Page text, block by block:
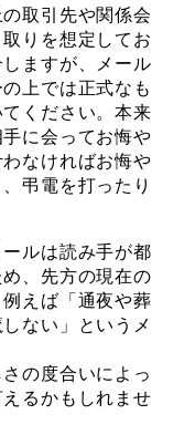
取引先や関係会
りを想定してお
ますが、メール
上では正式なも
ください。本来
に会ってお悔や
なければお悔や
弔電を打ったり
ルは読み手が都
、先方の現在の
えば「通夜や葬
ない」というメ
の度合いによっ
るかもしれませ